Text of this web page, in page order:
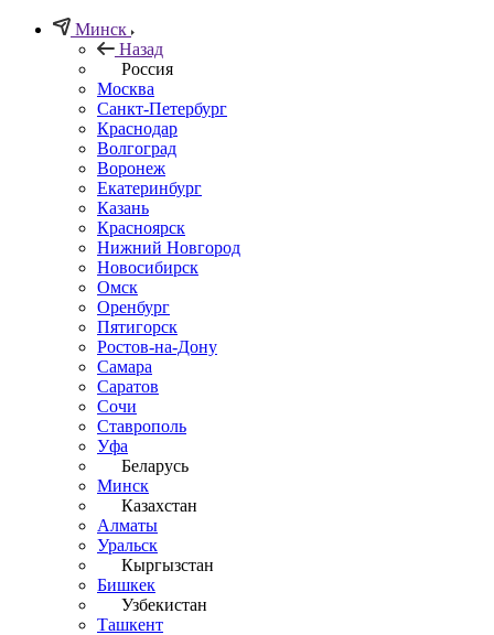
Минск
Назад
Россия
Москва
Санкт-Петербург
Краснодар
Волгоград
Воронеж
Екатеринбург
Казань
Красноярск
Нижний Новгород
Новосибирск
Омск
Оренбург
Пятигорск
Ростов-на-Дону
Самара
Саратов
Сочи
Ставрополь
Уфа
Беларусь
Минск
Казахстан
Алматы
Уральск
Кыргызстан
Бишкек
Узбекистан
Ташкент